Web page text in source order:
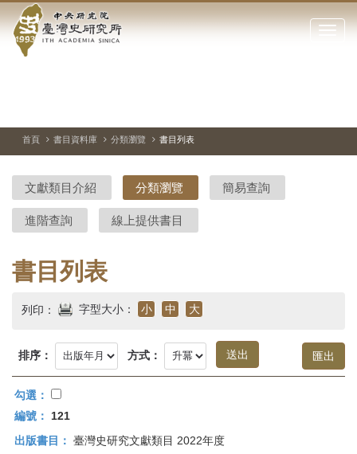
到中
央
院-
臺
灣
史
研
究
首
頁
點
閉
站
停、
圖
圖
結
首頁 書目資料庫 分類瀏覽 書目列表
文獻類目介紹 分類瀏覽 簡易查詢
進階查詢 線上提供書目
書目列表
列印： 字型大小： 小 中 大
排序： 方式：
勾選：
編號：
121
出版書目： 臺灣史研究文獻類目 2022年度